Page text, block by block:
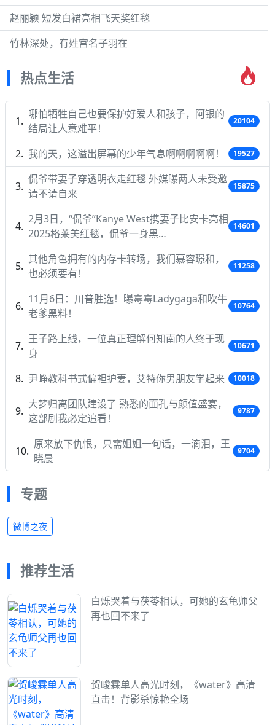
赵丽颖 短发白裙亮相飞天奖红毯
竹林深处，有姓宫名子羽在
热点生活
哪怕牺牲自己也要保护好爱人和孩子，阿银的
结局让人意难平！
20104
我的天，这溢出屏幕的少年气息啊啊啊啊啊！ 19527
侃爷带妻子穿透明衣走红毯 外媒曝两人未受邀
请不请自来
15875
2月3日，“侃爷”Kanye West携妻子比安卡亮相
2025格莱美红毯，侃爷一身黑…
14601
其他角色拥有的内存卡转场，我们慕容璟和，
也必须要有！
11258
11月6日：川普胜选！曝霉霉Ladygaga和吹牛
老爹黑料！
10764
王子路上线，一位真正理解何知南的人终于现
身
10671
尹峥教科书式偏袒护妻，艾特你男朋友学起来 10018
大梦归离团队建设了 熟悉的面孔与颜值盛宴，
这部剧我必定追看！
9787
原来放下仇恨，只需姐姐一句话，一滴泪，王
晓晨
9704
专题
微博之夜
推荐生活
白烁哭着与茯苓相认，可她的玄龟师父
再也回不来了
贺峻霖单人高光时刻，《water》高清
直击！背影杀惊艳全场